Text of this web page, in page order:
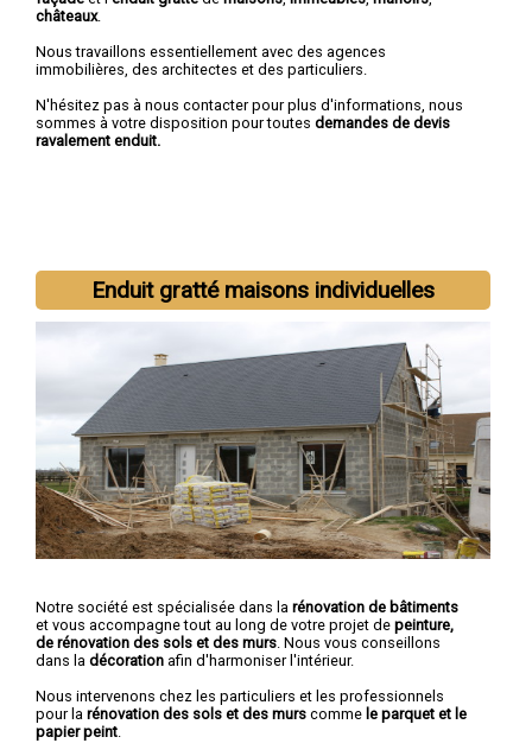
châteaux.
Nous travaillons essentiellement avec des agences
immobilières, des architectes et des particuliers.
N'hésitez pas à nous contacter pour plus d'informations, nous
sommes à votre disposition pour toutes demandes de devis
ravalement enduit.
Nous intervenons aussi dans les villes suivantes :Auch,
,L'Isle-Jourdain,Fleurance,Eauze,Lectoure,Mirande
Vic-Fezensac,Gimont,Pavie
Enduit gratté maisons individuelles
Notre société est spécialisée dans la rénovation de bâtiments
et vous accompagne tout au long de votre projet de peinture,
de rénovation des sols et des murs . Nous vous conseillons
dans la décoration afin d'harmoniser l'intérieur.
Nous intervenons chez les particuliers et les professionnels
pour la rénovation des sols et des murs comme le parquet et le
papier peint